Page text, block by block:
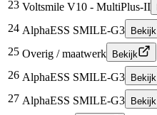
23 Voltsmile V10 - MultiPlus-II
24 AlphaESS SMILE-G3 Bekijk
25 Overig / maatwerk Bekijk
26 AlphaESS SMILE-G3 Bekijk
27 AlphaESS SMILE-G3 Bekijk